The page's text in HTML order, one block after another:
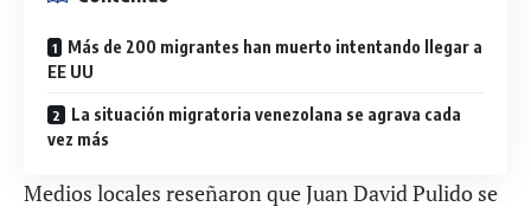
Más de 200 migrantes han muerto intentando llegar a
EE UU
La situación migratoria venezolana se agrava cada
vez más
Medios locales reseñaron que Juan David Pulido se